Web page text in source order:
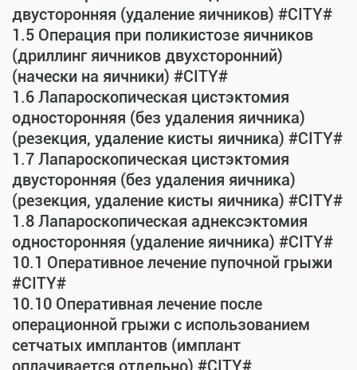
двусторонняя (удаление яичников) #CITY#
1.5 Операция при поликистозе яичников
(дриллинг яичников двухсторонний)
(начески на яичники) #CITY#
1.6 Лапароскопическая цистэктомия
односторонняя (без удаления яичника)
(резекция, удаление кисты яичника) #CITY#
1.7 Лапароскопическая цистэктомия
двусторонняя (без удаления яичника)
(резекция, удаление кисты яичника) #CITY#
1.8 Лапароскопическая аднексэктомия
односторонняя (удаление яичника) #CITY#
10.1 Оперативное лечение пупочной грыжи
#CITY#
10.10 Оперативная лечение после
операционной грыжи с использованием
сетчатых имплантов (имплант
оплачивается отдельно) #CITY#